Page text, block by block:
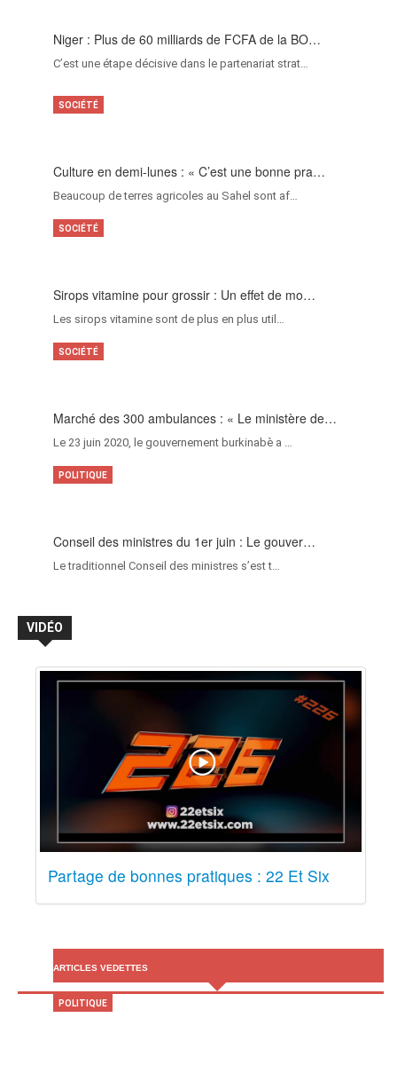
Niger : Plus de 60 milliards de FCFA de la BO…
C’est une étape décisive dans le partenariat strat…
Culture en demi-lunes : « C’est une bonne pra…
Beaucoup de terres agricoles au Sahel sont af…
SOCIÉTÉ
Sirops vitamine pour grossir : Un effet de mo…
Les sirops vitamine sont de plus en plus util…
SOCIÉTÉ
Marché des 300 ambulances : « Le ministère de…
Le 23 juin 2020, le gouvernement burkinabè a …
SOCIÉTÉ
Conseil des ministres du 1er juin : Le gouver…
Le traditionnel Conseil des ministres s’est t…
POLITIQUE
VIDÉO
Partage de bonnes pratiques : 22 Et Six
ARTICLES VEDETTES
POLITIQUE